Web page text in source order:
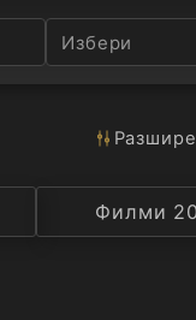
Избери
Филми